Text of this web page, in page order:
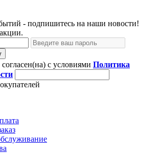
- подпишитесь на наши новости!
с условиями Политика